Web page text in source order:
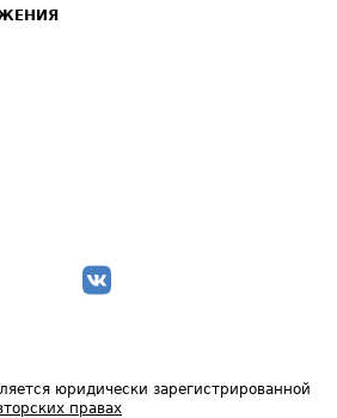
юридически зарегистрированной
правах